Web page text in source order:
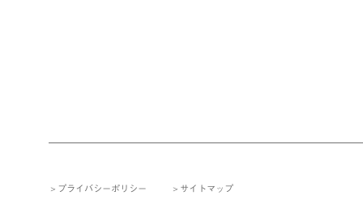
プライバシーポリシー サイトマップ